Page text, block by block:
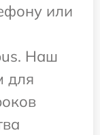
или
Наш
для